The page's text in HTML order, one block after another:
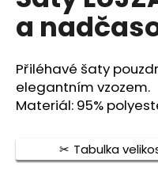
z
hvězdiček.
a
Přiléhavé šaty
elegantním vzozem.
Materiál: 95%
Tabulka
a
j
í
t
?